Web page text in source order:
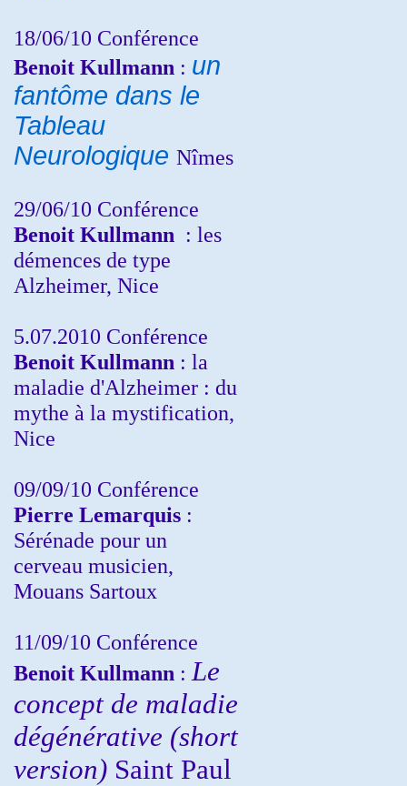
18/06/10 Conférence
Benoit Kullmann : un
fantôme dans le
Tableau
Neurologique Nîmes
29/06/10 Conférence
Benoit Kullmann : les
démences de type
Alzheimer, Nice
5.07.2010 Conférence
Benoit Kullmann : la
maladie d'Alzheimer : du
mythe à la mystification,
Nice
09/09/10 Conférence
Pierre Lemarquis :
Sérénade pour un
cerveau musicien,
Mouans Sartoux
11/09/10 Conférence
Benoit Kullmann : Le
concept de maladie
dégénérative (short
version) Saint Paul